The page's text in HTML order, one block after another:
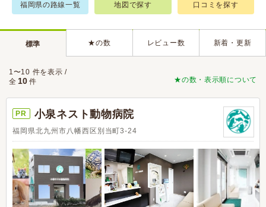
福岡県の路線一覧 地図で探す 口コミを探す
標準 ★の数 レビュー数 新着・更新
★の数・表示順について
1〜10 件を表示 /
全 10 件
PR 小泉ネスト動物病院
福岡県北九州市八幡西区別当町3-24